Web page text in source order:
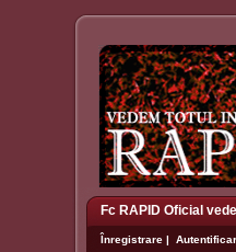
Fc RAPID Oficial
Înregistrare |